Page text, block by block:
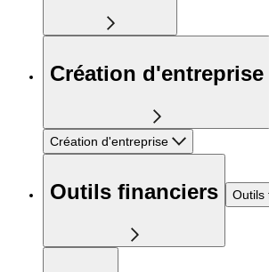
Création d'entreprise
Création d'entreprise
Outils financiers Outils